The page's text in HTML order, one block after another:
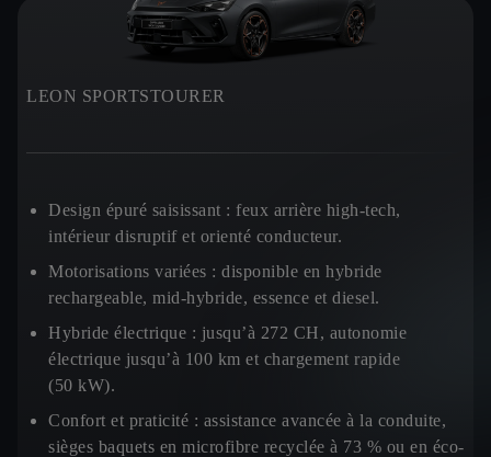
LEON SPORTSTOURER
Design épuré saisissant : feux arrière high-tech,
intérieur disruptif et orienté conducteur.
Motorisations variées : disponible en hybride
rechargeable, mid-hybride, essence et diesel.
Hybride électrique : jusqu’à 272 CH, autonomie
électrique jusqu’à 100 km et chargement rapide
(50 kW).
Confort et praticité : assistance avancée à la conduite,
sièges baquets en microfibre recyclée à 73 % ou en éco-